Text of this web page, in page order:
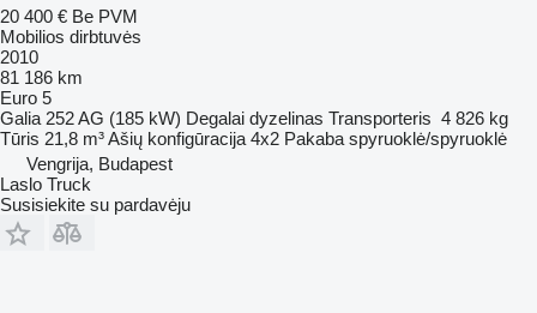
20 400 € Be PVM
Mobilios dirbtuvės
2010
81 186 km
Euro 5
Galia 252 AG (185 kW) Degalai dyzelinas Transporteris 4 826 kg
Tūris 21,8 m³Ašių konfigūracija 4x2 Pakaba spyruoklė/spyruoklė
Vengrija, Budapest
Laslo Truck
Susisiekite su pardavėju